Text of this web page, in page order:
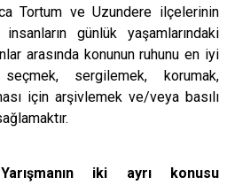
Tortum ve Uzundere ilçelerinin
günlük yaşamlarındaki
arasında konunun ruhunu en iyi
sergilemek, korumak,
için arşivlemek ve/veya basılı
iki ayrı konusu